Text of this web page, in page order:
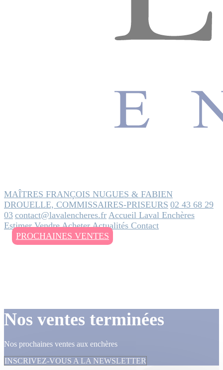
MAÎTRES FRANÇOIS NUGUES & FABIEN
DROUELLE, COMMISSAIRES-PRISEURS 02 43 68 29
03 contact@lavalencheres.fr Accueil Laval Enchères
EstimerVendreAcheterActualités Contact
PROCHAINES VENTES
Nos ventes terminées
Nos prochaines ventes aux enchères
INSCRIVEZ-VOUS A LA NEWSLETTER